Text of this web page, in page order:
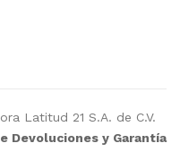
Latitud 21 S.A. de C.V.
Devoluciones y Garantía